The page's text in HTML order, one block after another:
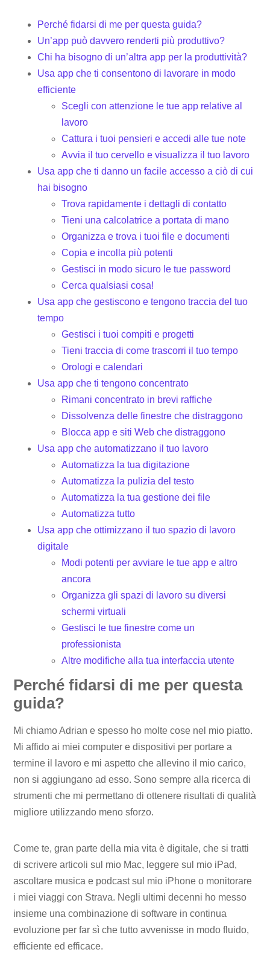
Perché fidarsi di me per questa guida?
Un’app può davvero renderti più produttivo?
Chi ha bisogno di un’altra app per la produttività?
Usa app che ti consentono di lavorare in modo
efficiente
Scegli con attenzione le tue app relative al
lavoro
Cattura i tuoi pensieri e accedi alle tue note
Avvia il tuo cervello e visualizza il tuo lavoro
Usa app che ti danno un facile accesso a ciò di cui
hai bisogno
Trova rapidamente i dettagli di contatto
Tieni una calcolatrice a portata di mano
Organizza e trova i tuoi file e documenti
Copia e incolla più potenti
Gestisci in modo sicuro le tue password
Cerca qualsiasi cosa!
Usa app che gestiscono e tengono traccia del tuo
tempo
Gestisci i tuoi compiti e progetti
Tieni traccia di come trascorri il tuo tempo
Orologi e calendari
Usa app che ti tengono concentrato
Rimani concentrato in brevi raffiche
Dissolvenza delle finestre che distraggono
Blocca app e siti Web che distraggono
Usa app che automatizzano il tuo lavoro
Automatizza la tua digitazione
Automatizza la pulizia del testo
Automatizza la tua gestione dei file
Automatizza tutto
Usa app che ottimizzano il tuo spazio di lavoro
digitale
Modi potenti per avviare le tue app e altro
ancora
Organizza gli spazi di lavoro su diversi
schermi virtuali
Gestisci le tue finestre come un
professionista
Altre modifiche alla tua interfaccia utente
Perché fidarsi di me per questa
guida?
Mi chiamo Adrian e spesso ho molte cose nel mio piatto.
Mi affido ai miei computer e dispositivi per portare a
termine il lavoro e mi aspetto che allevino il mio carico,
non si aggiungano ad esso. Sono sempre alla ricerca di
strumenti che mi permettano di ottenere risultati di qualità
migliore utilizzando meno sforzo.
Come te, gran parte della mia vita è digitale, che si tratti
di scrivere articoli sul mio Mac, leggere sul mio iPad,
ascoltare musica e podcast sul mio iPhone o monitorare
i miei viaggi con Strava. Negli ultimi decenni ho messo
insieme una combinazione di software in continua
evoluzione per far sì che tutto avvenisse in modo fluido,
efficiente ed efficace.